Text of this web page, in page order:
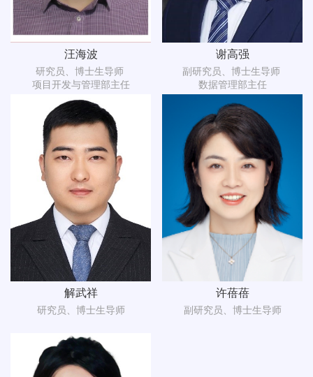
汪海波
研究员、博士生导师
项目开发与管理部主任
谢高强
副研究员、博士生导师
数据管理部主任
解武祥
研究员、博士生导师
许蓓蓓
副研究员、博士生导师